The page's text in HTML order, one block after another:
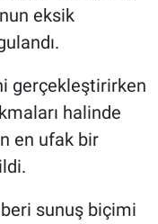
eksik
gerçekleştirirken
halinde
en ufak bir
sunuş biçimi